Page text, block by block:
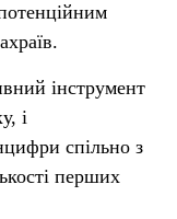
інструмент
і
спільно з
перших